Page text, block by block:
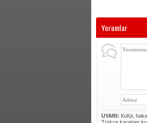
Yorumlar
UYARI: Küfür,